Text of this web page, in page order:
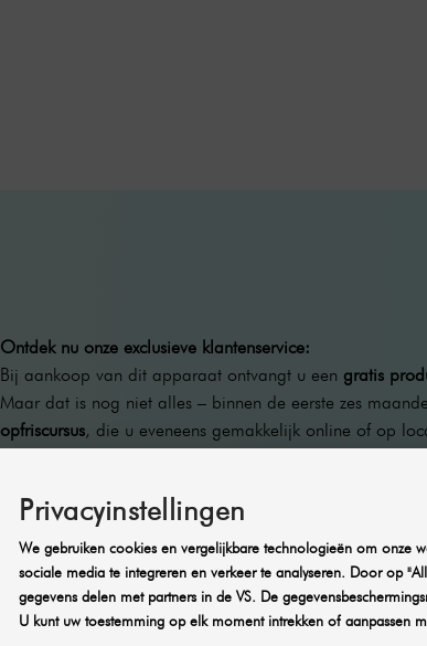
Ontdek nu onze exclusieve klantenservice:
Bij aankoop van dit apparaat ontvangt u een gratis
Maar dat is nog niet alles – binnen de eerste zes
opfriscursus, die u eveneens gemakkelijk online of op
Privacyinstellingen
We gebruiken cookies en vergelijkbare technologieën om onze
sociale media te integreren en verkeer te analyseren. Door op
gegevens delen met partners in de VS. De
U kunt uw toestemming op elk moment intrekken of aanpassen